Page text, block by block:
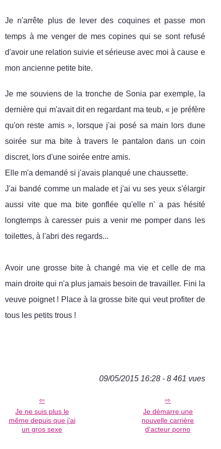
Je n'arrête plus de lever des coquines et passe mon
temps à me venger de mes copines qui se sont refusé
d'avoir une relation suivie et sérieuse avec moi à cause e
mon ancienne petite bite.
Je me souviens de la tronche de Sonia par exemple, la
dernière qui m'avait dit en regardant ma teub, « je préfère
qu'on reste amis », lorsque j'ai posé sa main lors dune
soirée sur ma bite à travers le pantalon dans un coin
discret, lors d'une soirée entre amis.
Elle m'a demandé si j'avais planqué une chaussette.
J'ai bandé comme un malade et j'ai vu ses yeux s'élargir
aussi vite que ma bite gonflée qu'elle n' a pas hésité
longtemps à caresser puis a venir me pomper dans les
toilettes, à l'abri des regards...
Avoir une grosse bite à changé ma vie et celle de ma
main droite qui n'a plus jamais besoin de travailler. Fini la
veuve poignet ! Place à la grosse bite qui veut profiter de
tous les petits trous !
09/05/2015 16:28 - 8 461 vues
Je ne suis plus le
même depuis que j'ai
un gros sexe
Je démarre une
nouvelle carrière
d'acteur porno